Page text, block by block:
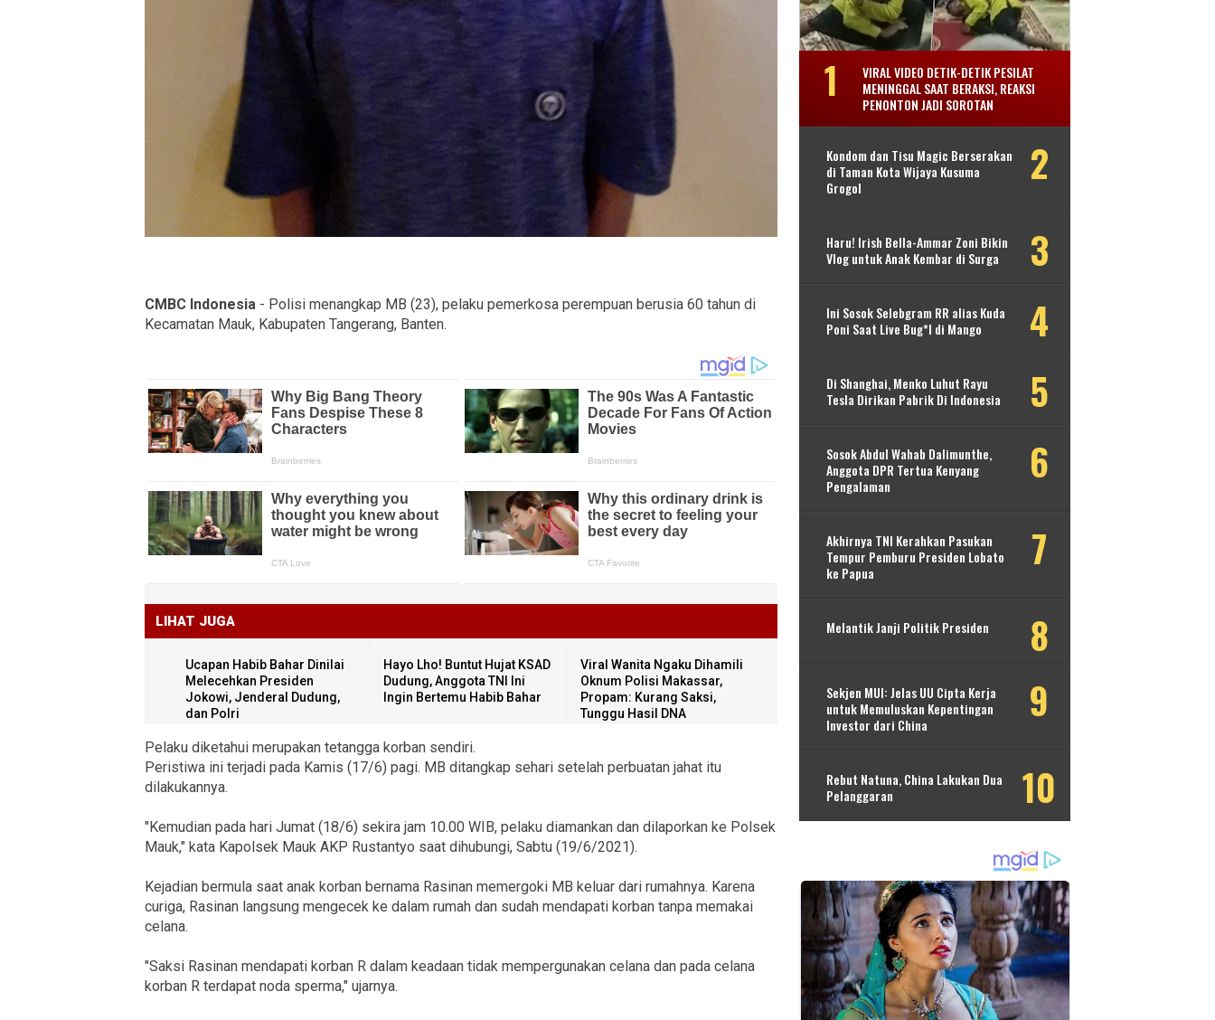
CMBC Indonesia - Polisi menangkap MB (23), pelaku pemerkosa perempuan berusia 60 tahun di
Kecamatan Mauk, Kabupaten Tangerang, Banten.
LIHAT JUGA
Ucapan Habib Bahar Dinilai
Melecehkan Presiden
Jokowi, Jenderal Dudung,
dan Polri
Hayo Lho! Buntut Hujat KSAD
Dudung, Anggota TNI Ini
Ingin Bertemu Habib Bahar
Viral Wanita Ngaku Dihamili
Oknum Polisi Makassar,
Propam: Kurang Saksi,
Tunggu Hasil DNA
Pelaku diketahui merupakan tetangga korban sendiri.
Peristiwa ini terjadi pada Kamis (17/6) pagi. MB ditangkap sehari setelah perbuatan jahat itu
dilakukannya.
"Kemudian pada hari Jumat (18/6) sekira jam 10.00 WIB, pelaku diamankan dan dilaporkan ke Polsek
Mauk," kata Kapolsek Mauk AKP Rustantyo saat dihubungi, Sabtu (19/6/2021).
Kejadian bermula saat anak korban bernama Rasinan memergoki MB keluar dari rumahnya. Karena
curiga, Rasinan langsung mengecek ke dalam rumah dan sudah mendapati korban tanpa memakai
celana.
"Saksi Rasinan mendapati korban R dalam keadaan tidak mempergunakan celana dan pada celana
korban R terdapat noda sperma," ujarnya.
VIRAL VIDEO DETIK-DETIK PESILAT
MENINGGAL SAAT BERAKSI, REAKSI
PENONTON JADI SOROTAN
Kondom dan Tisu Magic Berserakan
di Taman Kota Wijaya Kusuma
Grogol
Haru! Irish Bella-Ammar Zoni Bikin
Vlog untuk Anak Kembar di Surga
Ini Sosok Selebgram RR alias Kuda
Poni Saat Live Bug*l di Mango
Di Shanghai, Menko Luhut Rayu
Tesla Dirikan Pabrik Di Indonesia
Sosok Abdul Wahab Dalimunthe,
Anggota DPR Tertua Kenyang
Pengalaman
Akhirnya TNI Kerahkan Pasukan
Tempur Pemburu Presiden Lobato
ke Papua
Melantik Janji Politik Presiden
Sekjen MUI: Jelas UU Cipta Kerja
untuk Memuluskan Kepentingan
Investor dari China
Rebut Natuna, China Lakukan Dua
Pelanggaran